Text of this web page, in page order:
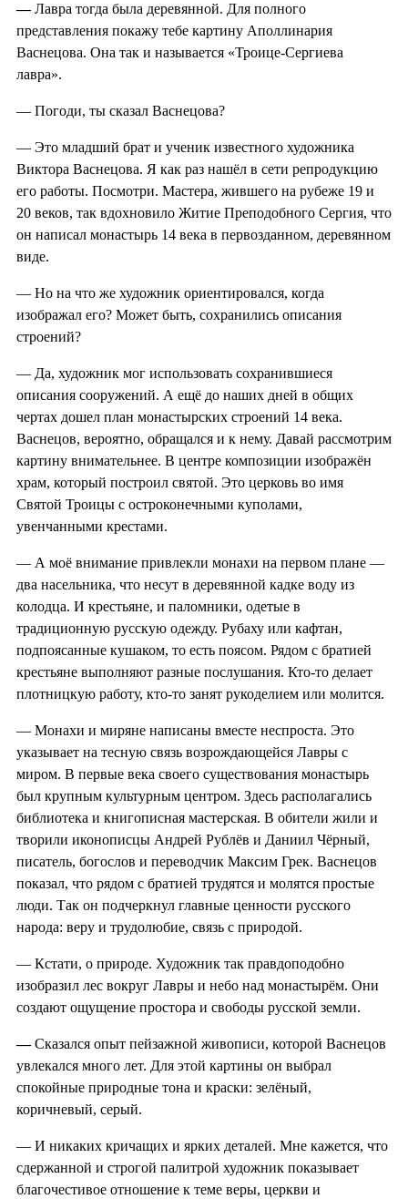
—Лавра тогда была деревянной. Для полного
представления покажу тебе картину Аполлинария
Васнецова. Она так и называется «Троице-Сергиева
лавра».
— Погоди, ты сказал Васнецова?
— Это младший брат и ученик известного художника
Виктора Васнецова. Я как раз нашёл в сети репродукцию
его работы. Посмотри. Мастера, жившего на рубеже 19 и
20 веков, так вдохновило Житие Преподобного Сергия, что
он написал монастырь 14 века в первозданном, деревянном
виде.
— Но на что же художник ориентировался, когда
изображал его? Может быть, сохранились описания
строений?
— Да, художник мог использовать сохранившиеся
описания сооружений. А ещё до наших дней в общих
чертах дошел план монастырских строений 14 века.
Васнецов, вероятно, обращался и к нему. Давай рассмотрим
картину внимательнее. В центре композиции изображён
храм, который построил святой. Это церковь во имя
Святой Троицы с остроконечными куполами,
увенчанными крестами.
— А моё внимание привлекли монахи на первом плане —
два насельника, что несут в деревянной кадке воду из
колодца. И крестьяне, и паломники, одетые в
традиционную русскую одежду. Рубаху или кафтан,
подпоясанные кушаком, то есть поясом. Рядом с братией
крестьяне выполняют разные послушания. Кто-то делает
плотницкую работу, кто-то занят рукоделием или молится.
— Монахи и миряне написаны вместе неспроста. Это
указывает на тесную связь возрождающейся Лавры с
миром. В первые века своего существования монастырь
был крупным культурным центром. Здесь располагались
библиотека и книгописная мастерская. В обители жили и
творили иконописцы Андрей Рублёв и Даниил Чёрный,
писатель, богослов и переводчик Максим Грек. Васнецов
показал, что рядом с братией трудятся и молятся простые
люди. Так он подчеркнул главные ценности русского
народа: веру и трудолюбие, связь с природой.
— Кстати, о природе. Художник так правдоподобно
изобразил лес вокруг Лавры и небо над монастырём. Они
создают ощущение простора и свободы русской земли.
—Сказался опыт пейзажной живописи, которой Васнецов
увлекался много лет. Для этой картины он выбрал
спокойные природные тона и краски: зелёный,
коричневый, серый.
— И никаких кричащих и ярких деталей. Мне кажется, что
сдержанной и строгой палитрой художник показывает
благочестивое отношение к теме веры, церкви и